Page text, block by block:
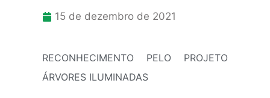
15 de dezembro de 2021
RECONHECIMENTO PELO PROJETO
ÁRVORES ILUMINADAS